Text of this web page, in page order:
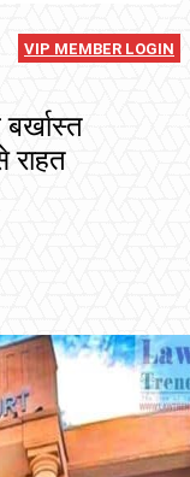
VIP MEMBER LOGIN
राहत